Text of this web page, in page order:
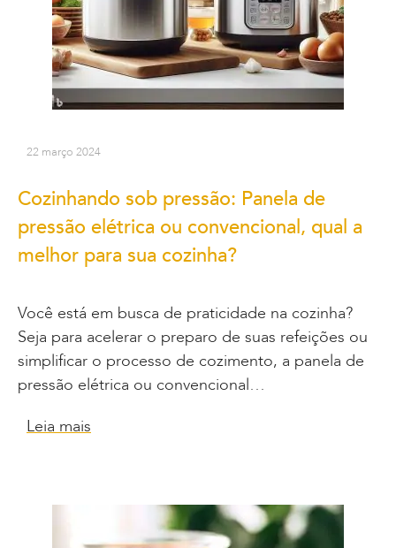
22 março 2024
Cozinhando sob pressão: Panela de
pressão elétrica ou convencional, qual a
melhor para sua cozinha?
Você está em busca de praticidade na cozinha?
Seja para acelerar o preparo de suas refeições ou
simplificar o processo de cozimento, a panela de
pressão elétrica ou convencional…
Leia mais